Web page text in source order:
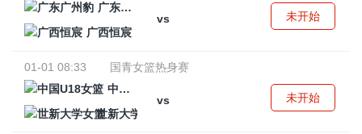
广东广州豹
vs
广西恒宸
未开始
01-01 08:33
国青女篮热身赛
中国U18女篮
vs
世新大学女篮
未开始